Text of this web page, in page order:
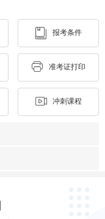
报考条件
准考证打印
冲刺课程